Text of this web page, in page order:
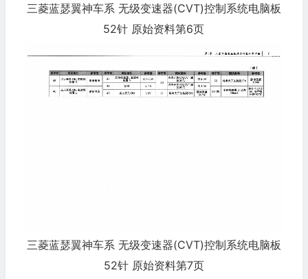
三菱蓝瑟翼神车系 无级变速器(CVT)控制系统电脑板
52针 原始资料第6页
三菱蓝瑟翼神车系 无级变速器(CVT)控制系统电脑板
52针 原始资料第7页